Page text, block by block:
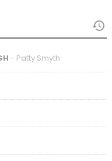
- Patty Smyth